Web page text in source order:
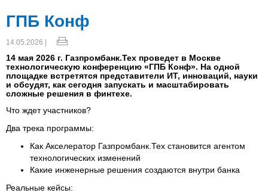
ГПБ Конф
14.05.2026 |
14 мая 2026 г. Газпромбанк.Тех проведет в Москве
технологическую конференцию «ГПБ Конф». На одной
площадке встретятся представители ИТ, инноваций, науки
и обсудят, как сегодня запускать и масштабировать
сложные решения в финтехе.
Что ждет участников?
Два трека программы:
Как Акселератор Газпромбанк.Тех становится агентом
технологических изменений
Какие инженерные решения создаются внутри банка
Реальные кейсы: